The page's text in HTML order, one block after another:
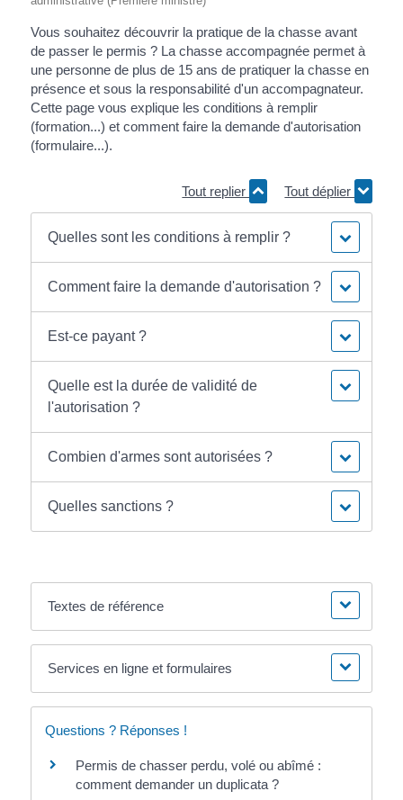
Vous souhaitez découvrir la pratique de la chasse avant
de passer le permis ? La chasse accompagnée permet à
une personne de plus de 15 ans de pratiquer la chasse en
présence et sous la responsabilité d'un accompagnateur.
Cette page vous explique les conditions à remplir
(formation...) et comment faire la demande d'autorisation
(formulaire...).
Tout replier Tout déplier
Quelles sont les conditions à remplir ?
Comment faire la demande d'autorisation ?
Est-ce payant ?
Quelle est la durée de validité de
l'autorisation ?
Combien d'armes sont autorisées ?
Quelles sanctions ?
Textes de référence
Services en ligne et formulaires
Questions ? Réponses !
Permis de chasser perdu, volé ou abîmé :
comment demander un duplicata ?